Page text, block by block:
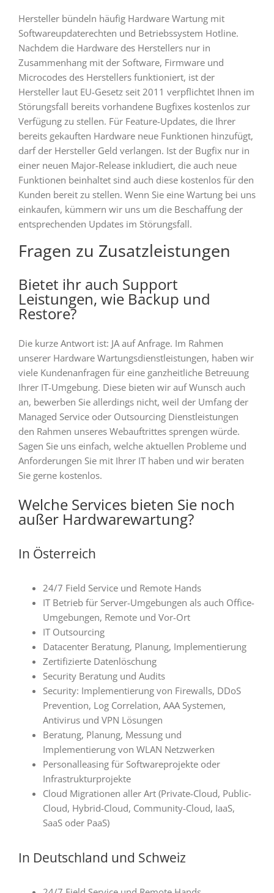
Hersteller bündeln häufig Hardware Wartung mit
Softwareupdaterechten und Betriebssystem Hotline.
Nachdem die Hardware des Herstellers nur in
Zusammenhang mit der Software, Firmware und
Microcodes des Herstellers funktioniert, ist der
Hersteller laut EU-Gesetz seit 2011 verpflichtet Ihnen im
Störungsfall bereits vorhandene Bugfixes kostenlos zur
Verfügung zu stellen. Für Feature-Updates, die Ihrer
bereits gekauften Hardware neue Funktionen hinzufügt,
darf der Hersteller Geld verlangen. Ist der Bugfix nur in
einer neuen Major-Release inkludiert, die auch neue
Funktionen beinhaltet sind auch diese kostenlos für den
Kunden bereit zu stellen. Wenn Sie eine Wartung bei uns
einkaufen, kümmern wir uns um die Beschaffung der
entsprechenden Updates im Störungsfall.
Fragen zu Zusatzleistungen
Bietet ihr auch Support
Leistungen, wie Backup und
Restore?
Die kurze Antwort ist: JA auf Anfrage. Im Rahmen
unserer Hardware Wartungsdienstleistungen, haben wir
viele Kundenanfragen für eine ganzheitliche Betreuung
Ihrer IT-Umgebung. Diese bieten wir auf Wunsch auch
an, bewerben Sie allerdings nicht, weil der Umfang der
Managed Service oder Outsourcing Dienstleistungen
den Rahmen unseres Webauftrittes sprengen würde.
Sagen Sie uns einfach, welche aktuellen Probleme und
Anforderungen Sie mit Ihrer IT haben und wir beraten
Sie gerne kostenlos.
Welche Services bieten Sie noch
außer Hardwarewartung?
In Österreich
24/7 Field Service und Remote Hands
IT Betrieb für Server-Umgebungen als auch Office-
Umgebungen, Remote und Vor-Ort
IT Outsourcing
Datacenter Beratung, Planung, Implementierung
Zertifizierte Datenlöschung
Security Beratung und Audits
Security: Implementierung von Firewalls, DDoS
Prevention, Log Correlation, AAA Systemen,
Antivirus und VPN Lösungen
Beratung, Planung, Messung und
Implementierung von WLAN Netzwerken
Personalleasing für Softwareprojekte oder
Infrastrukturprojekte
Cloud Migrationen aller Art (Private-Cloud, Public-
Cloud, Hybrid-Cloud, Community-Cloud, IaaS,
SaaS oder PaaS)
In Deutschland und Schweiz